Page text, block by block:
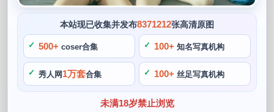
本站现已收集并发布8371212张高清原图
500+ coser合集 100+ 知名写真机构
秀人网 1万套合集 100+ 丝足写真机构
未满18岁禁止浏览
绮太郎是一位备受瞩目的COS博主，她以其出色的精神面貌和
高超的COS技艺很快赢得了一大批粉丝的追捧。能吸引人们的
眼球，从她的资料和作品中不难看出她才华横溢，在游玩途中
拍摄的照片也成了她欢迎粉丝们的分享，虽然现在她的年龄不
再是十九岁的小姑娘。